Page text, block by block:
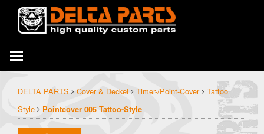
DELTA PARTS Cover & Deckel Timer-/Point-Cover
Tattoo
Style
Pointcover 005 Tattoo-Style